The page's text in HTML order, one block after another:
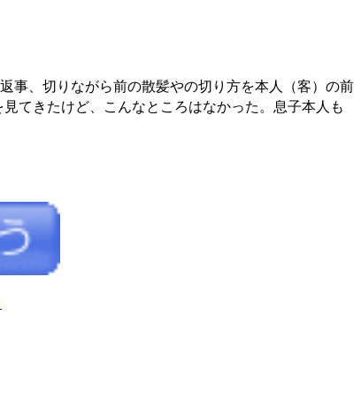
事、切りながら前の散髪やの切り方を本人（客）の前
てきたけど、こんなところはなかった。息子本人も